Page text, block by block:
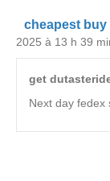
cheapest
2025 à 13 h 39
get
Next day fedex